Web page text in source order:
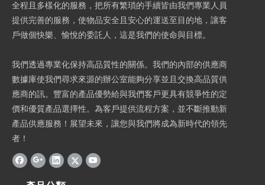
全程且多樣化的服務，把所有繁瑣的手續皆由我們專業人員
提供完善的服務，使物品安全且安心的運送至目的地，讓客
戶做個快樂、愉悅的委託人，這是我們的使命與目標。
我們透過專業化保持高品質性的關係。我們的內部的供應商
數據庫使我們尋求來源的辦公室能夠分享並且交換高品質供
應商的訊。豐富的產品優勢給與我們客戶更具有競爭性的定
價和優質產品選擇性。為客戶提供流程方案，並不斷推動新
產品供應服務！展望未來，讓您與我們將成為新時代的領先
者！